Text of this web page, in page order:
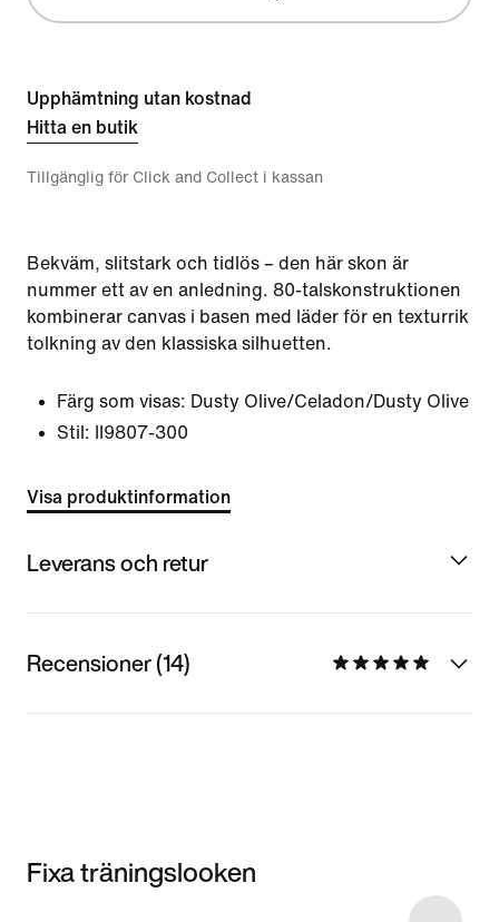
Upphämtning utan kostnad
Hitta en butik
Tillgänglig för Click and Collect i kassan
Bekväm, slitstark och tidlös – den här skon är
nummer ett av en anledning. 80-talskonstruktionen
kombinerar canvas i basen med läder för en texturrik
tolkning av den klassiska silhuetten.
Färg som visas: Dusty Olive/Celadon/Dusty Olive
Stil:
II9807-300
Visa produktinformation
Leverans och retur
Recensioner (14)
Fixa träningslooken